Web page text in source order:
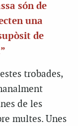
són de
una
de
trobades,
de les
multes. Unes